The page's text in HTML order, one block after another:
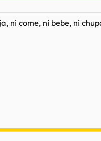
ni come, ni bebe, ni